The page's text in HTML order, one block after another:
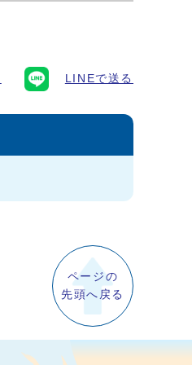
LINEで送る
ページの
先頭へ戻る